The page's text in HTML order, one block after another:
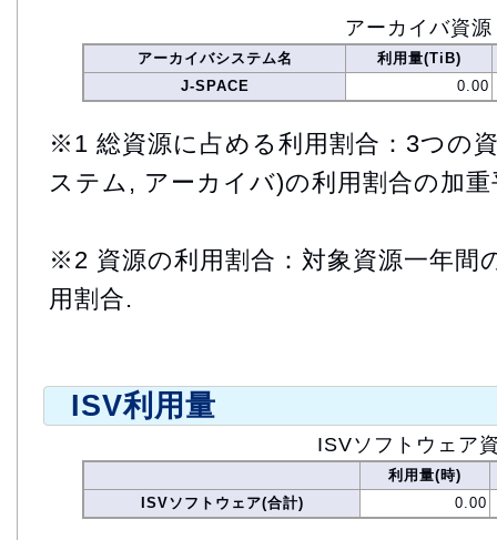
アーカイバ資源
アーカイバシステム名
利用量(TiB)
J-SPACE
0.00
※1 総資源に占める利用割合：3つの
ステム, アーカイバ)の利用割合の加重
※2 資源の利用割合：対象資源一年間
用割合.
ISV利用量
ISVソフトウェア
利用量(時)
ISVソフトウェア(合計)
0.00